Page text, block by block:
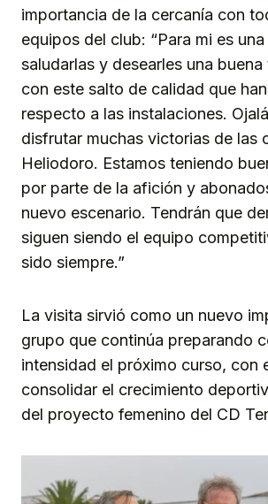
importancia de la cercanía con
equipos del club: “Para mi es
saludarlas y desearles una
con este salto de calidad que
respecto a las instalaciones.
disfrutar muchas victorias de las
Heliodoro. Estamos teniendo
por parte de la afición y
nuevo escenario. Tendrán que
siguen siendo el equipo
sido siempre.”
La visita sirvió como un nuevo
grupo que continúa preparando
intensidad el próximo curso, con
consolidar el crecimiento
del proyecto femenino del CD